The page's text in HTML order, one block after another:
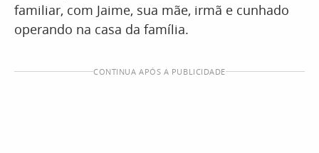
familiar, com Jaime, sua mãe, irmã e cunhado
operando na casa da família.
CONTINUA APÓS A PUBLICIDADE